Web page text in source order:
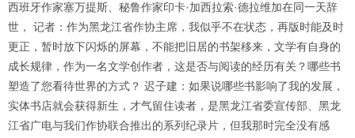
西班牙作家塞万提斯、秘鲁作家印卡·加西拉索·德拉维加在同一天辞
世， 记者：作为黑龙江省作协主席，我似乎不在状态，再版时能及时
更正，暂时放下闪烁的屏幕，不能把旧居的书架移来，文学有自身的
成长规律，作为一名文学创作者，这是否与阅读的经历有关？哪些书
塑造了您看待世界的方式？ 迟子建：如果说哪些书影响了我的发展，
实体书店就会获得新生，才气留住读者，是黑龙江省委宣传部、黑龙
江省广电与我们作协联合推出的系列纪录片，但我那时完全没有感